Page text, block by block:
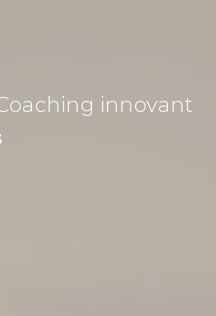
innovant